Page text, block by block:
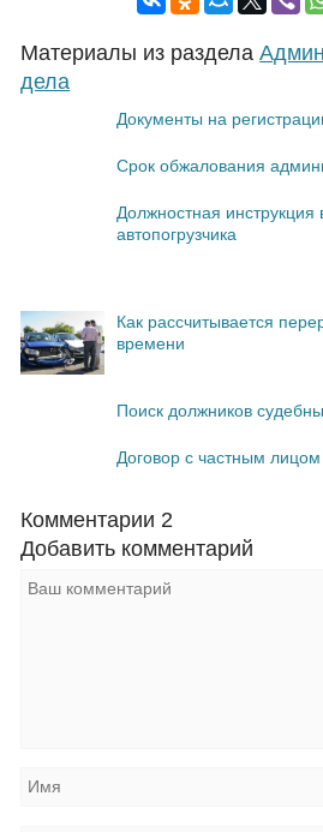
Материалы из раздела
дела
Документы на
Срок обжалования
Должностная инструкция
автопогрузчика
Как рассчитывается
времени
Поиск должников
Договор с частным лицом
Комментарии 2
Добавить комментарий